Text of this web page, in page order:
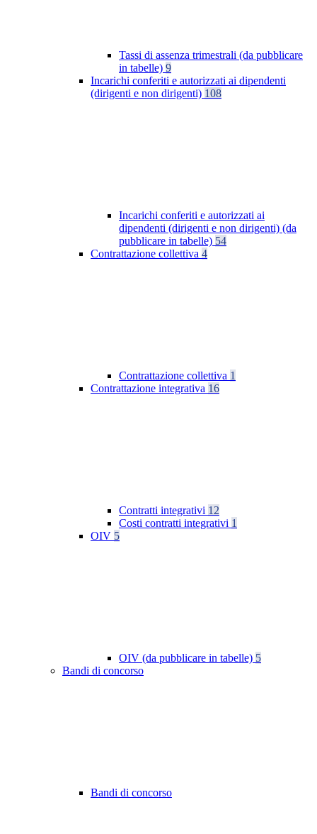
Tassi di assenza trimestrali (da pubblicare
in tabelle) 9
Incarichi conferiti e autorizzati ai dipendenti
(dirigenti e non dirigenti) 108
Incarichi conferiti e autorizzati ai
dipendenti (dirigenti e non dirigenti) (da
pubblicare in tabelle) 54
Contrattazione collettiva 4
Contrattazione collettiva 1
Contrattazione integrativa 16
Contratti integrativi 12
Costi contratti integrativi 1
OIV 5
OIV (da pubblicare in tabelle) 5
Bandi di concorso
Bandi di concorso